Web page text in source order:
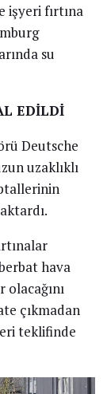
işyeri fırtına
su
EDİLDİ
Deutsche
uzaklıklı
hava
çıkmadan
teklifinde